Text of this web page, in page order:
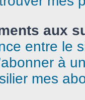
aux
entre le
à
mes